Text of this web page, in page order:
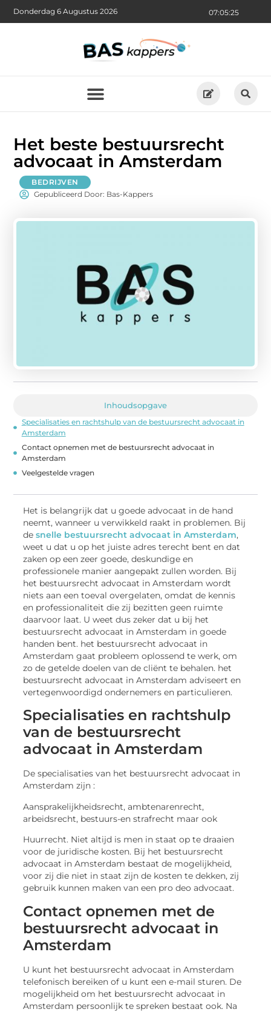
07:05:27
Donderdag 6 Augustus 2026
Het beste bestuursrecht
advocaat in Amsterdam
BEDRIJVEN
Gepubliceerd Door: Bas-Kappers
Inhoudsopgave
Specialisaties en rachtshulp van de bestuursrecht advocaat in
Amsterdam
Contact opnemen met de bestuursrecht advocaat in
Amsterdam
Veelgestelde vragen
Het is belangrijk dat u goede advocaat in de hand
neemt, wanneer u verwikkeld raakt in problemen. Bij
de snelle bestuursrecht advocaat in Amsterdam,
weet u dat u op het juiste adres terecht bent en dat
zaken op een zeer goede, deskundige en
professionele manier aangepakt zullen worden. Bij
het bestuursrecht advocaat in Amsterdam wordt
niets aan een toeval overgelaten, omdat de kennis
en professionaliteit die zij bezitten geen ruimte
daarvoor laat. U weet dus zeker dat u bij het
bestuursrecht advocaat in Amsterdam in goede
handen bent. het bestuursrecht advocaat in
Amsterdam gaat probleem oplossend te werk, om
zo de getelde doelen van de cliënt te behalen. het
bestuursrecht advocaat in Amsterdam adviseert en
vertegenwoordigd ondernemers en particulieren.
Specialisaties en rachtshulp
van de bestuursrecht
advocaat in Amsterdam
De specialisaties van het bestuursrecht advocaat in
Amsterdam zijn :
Aansprakelijkheidsrecht, ambtenarenrecht,
arbeidsrecht, bestuurs-en strafrecht maar ook
Huurrecht. Niet altijd is men in staat op te draaien
voor de juridische kosten. Bij het bestuursrecht
advocaat in Amsterdam bestaat de mogelijkheid,
voor zij die niet in staat zijn de kosten te dekken, zij
gebruik kunnen maken van een pro deo advocaat.
Contact opnemen met de
bestuursrecht advocaat in
Amsterdam
U kunt het bestuursrecht advocaat in Amsterdam
telefonisch bereiken of u kunt een e-mail sturen. De
mogelijkheid om het bestuursrecht advocaat in
Amsterdam persoonlijk te spreken bestaat ook. Na